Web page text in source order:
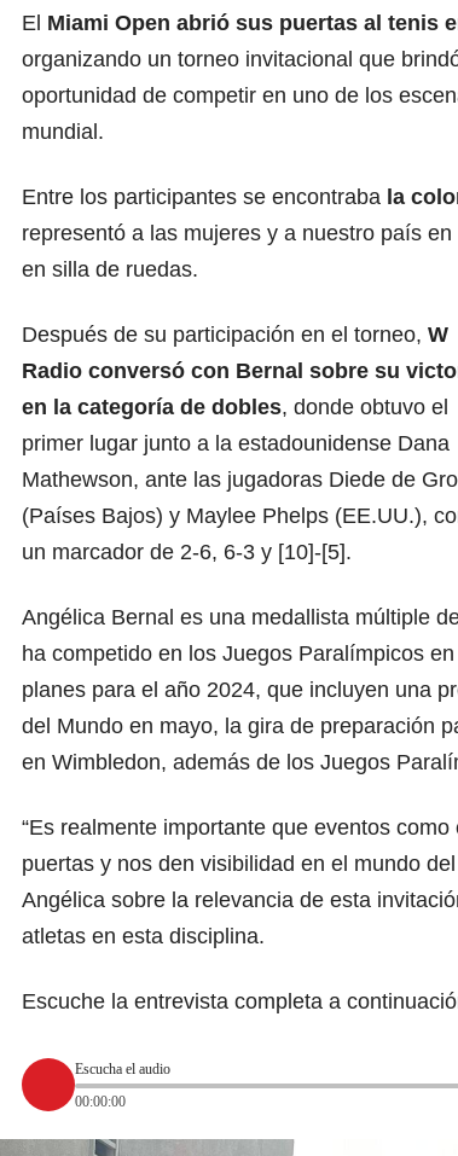
El Miami Open abrió sus puertas al tenis
organizando un torneo invitacional que
oportunidad de competir en uno de los
mundial.
Entre los participantes se encontraba la
representó a las mujeres y a nuestro país
en silla de ruedas.
Después de su participación en el torneo, W
Radio conversó con Bernal sobre su
en la categoría de dobles, donde obtuvo el
primer lugar junto a la estadounidense Dana
Mathewson, ante las jugadoras Diede de
(Países Bajos) y Maylee Phelps (EE.UU.),
un marcador de 2-6, 6-3 y [10]-[5].
Angélica Bernal es una medallista múltiple
ha competido en los Juegos Paralímpicos
planes para el año 2024, que incluyen una
del Mundo en mayo, la gira de preparación
en Wimbledon, además de los Juegos
“Es realmente importante que eventos
puertas y nos den visibilidad en el mundo
Angélica sobre la relevancia de esta
atletas en esta disciplina.
Escuche la entrevista completa a
Escucha el audio
00:00:00